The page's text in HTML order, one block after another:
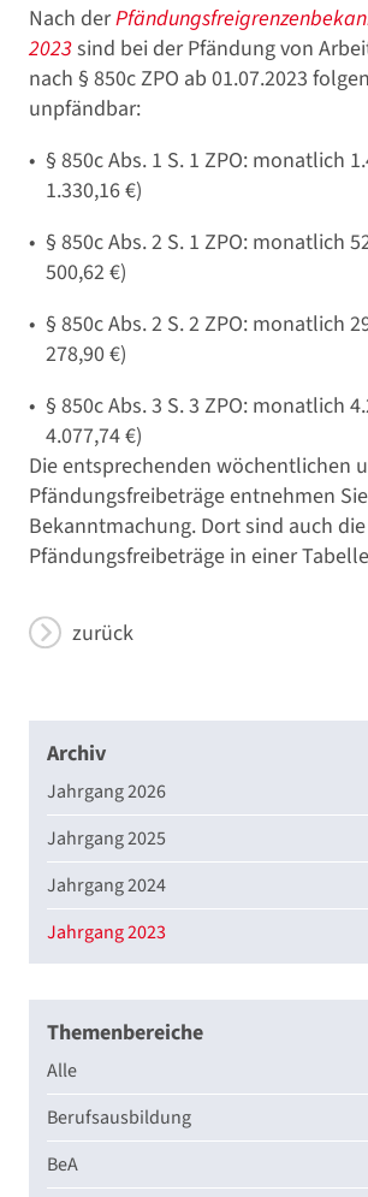
Nach der
2023sind bei der Pfändung von
nach § 850c ZPO ab 01.07.2023
unpfändbar:
§ 850c Abs. 1 S. 1 ZPO: monatlich
1.330,16 €)
§ 850c Abs. 2 S. 1 ZPO: monatlich
500,62 €)
§ 850c Abs. 2 S. 2 ZPO: monatlich
278,90 €)
§ 850c Abs. 3 S. 3 ZPO: monatlich
4.077,74 €)
Die entsprechenden wöchentlichen
Pfändungsfreibeträge entnehmen
Bekanntmachung. Dort sind auch
Pfändungsfreibeträge in einer
zurück
Archiv
Jahrgang 2026
Jahrgang 2025
Jahrgang 2024
Jahrgang 2023
Themenbereiche
Alle
Berufsausbildung
BeA